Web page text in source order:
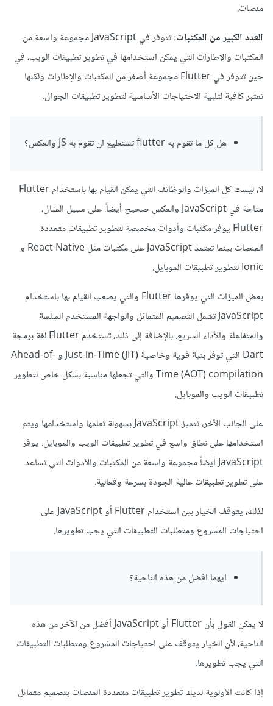
منصات.
العدد الكبير من المكتبات:
تتوفر في JavaScript مجموعة واسعة من
المكتبات والإطارات التي يمكن استخدامها في تطوير تطبيقات الويب، في
حين تتوفر في Flutter مجموعة أصغر من المكتبات والإطارات ولكنها
تعتبر كافية لتلبية الاحتياجات الأساسية لتطوير تطبيقات الجوال.
هل كل ما تقوم به flutter تستطيع ان تقوم به JS والعكس؟
لا، ليست كل الميزات والوظائف التي يمكن القيام بها باستخدام Flutter
متاحة في JavaScript والعكس صحيح أيضاً. على سبيل المثال،
Flutter يوفر مكتبات وأدوات مخصصة لتطوير تطبيقات متعددة
المنصات بينما تعتمد JavaScript على مكتبات مثل React Native و
Ionic لتطوير تطبيقات الموبايل.
بعض الميزات التي يوفرها Flutter والتي يصعب القيام بها باستخدام
JavaScript تشمل التصميم المتماثل والواجهة المستخدم السلسة
والمتفاعلة والأداء السريع. بالإضافة إلى ذلك، تستخدم Flutter لغة برمجة
Dart التي توفر بنية قوية وخاصية Just-in-Time (JIT) و Ahead-of-
Time (AOT) compilation والتي تجعلها مناسبة بشكل خاص لتطوير
تطبيقات الويب والموبايل.
على الجانب الآخر، تتميز JavaScript بسهولة تعلمها واستخدامها ويتم
استخدامها على نطاق واسع في تطوير تطبيقات الويب والموبايل. يوفر
JavaScript أيضاً مجموعة واسعة من المكتبات والأدوات التي تساعد
على تطوير تطبيقات عالية الجودة بسرعة وفعالية.
لذلك، يتوقف الخيار بين استخدام Flutter أو JavaScript على
احتياجات المشروع ومتطلبات التطبيقات التي يجب تطويرها.
ايهما افضل من هذه الناحية؟
لا يمكن القول بأن Flutter أو JavaScript أفضل من الآخر من هذه
الناحية، لأن الخيار يتوقف على احتياجات المشروع ومتطلبات التطبيقات
التي يجب تطويرها.
إذا كانت الأولوية لديك تطوير تطبيقات متعددة المنصات بتصميم متماثل